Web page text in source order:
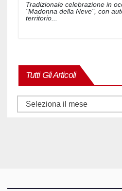
Tradizionale celebrazione in
"Madonna della Neve", con
territorio...
Tutti Gli Articoli
Tutti